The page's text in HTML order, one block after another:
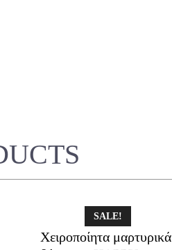
SALE!
Χειροποίητα μαρτυρικά